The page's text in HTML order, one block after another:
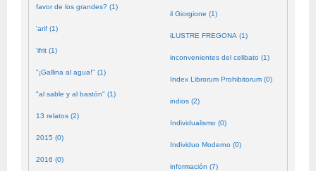
favor de los grandes? (1)
'arif (1)
'ifrit (1)
"¡Gallina al agua!" (1)
"al sable y al bastón" (1)
13 relatos (2)
2015 (0)
2016 (0)
il Giorgione (1)
iLUSTRE FREGONA (1)
inconvenientes del celibato (1)
Index Librorum Prohibitorum (0)
indios (2)
Individualismo (0)
Individuo Moderno (0)
información (7)